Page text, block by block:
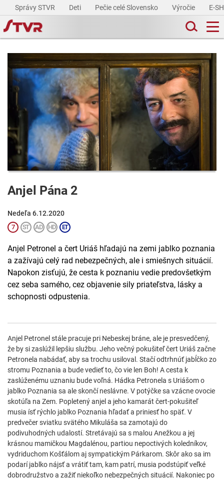
Správy STVR Deti Pečie celé Slovensko Výročie E-
Anjel Pána 2
Nedeľa 6.12.2020
Anjel Petronel a čert Uriáš hľadajú na zemi jablko poznania
a zažívajú celý rad nebezpečných, ale i smiešnych situácií.
Napokon zisťujú, že cesta k poznaniu vedie predovšetkým
cez seba samého, cez objavenie sily priateľstva, lásky a
schopnosti odpustenia.
Anjel Petronel stále pracuje pri Nebeskej bráne, ale je presvedčený,
že by si zaslúžil lepšiu službu. Jeho večný pokušiteľ čert Uriáš začne
Petronela nabádať, aby sa trochu usiloval. Stačí odtrhnúť jabĺčko zo
stromu Poznania a bude vedieť to, čo vie len Boh! A cesta k
zaslúženému uznaniu bude voľná. Hádka Petronela s Uriášom o
jablko Poznania sa ale skončí neslávne. V potýčke sa vzácne ovocie
skotúľa na Zem. Popletený anjel a jeho kamarát čert-pokušiteľ
musia ísť rýchlo jablko Poznania hľadať a priniesť ho späť. V
predvečer sviatku svätého Mikuláša sa zamotajú do
podivuhodných udalostí. Stretávajú sa s malou Anežkou a jej
krásnou mamičkou Magdalénou, partiou nepoctivých koledníkov,
vydriduchom Košťálom aj sympatickým Párkarom. Skôr ako sa im
podarí jablko nájsť a vrátiť tam, kam patrí, musia podstúpiť veľké
dobrodružstvo a zažiť niekoľko nebezpečných situácií. Nakoniec po